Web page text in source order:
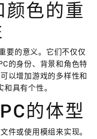
色的重
要的意义。它们不仅仅
的身份、背景和角色特
以增加游戏的多样性和
具有个性。
的体型
件或使用模组来实现。